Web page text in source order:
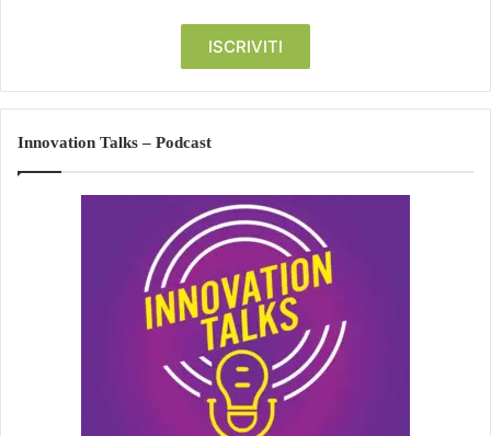
Innovation Talks – Podcast